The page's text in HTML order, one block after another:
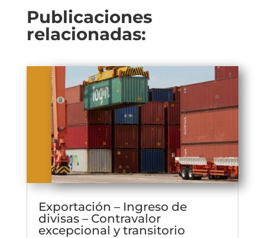
Publicaciones
relacionadas:
Exportación – Ingreso de
divisas – Contravalor
excepcional y transitorio